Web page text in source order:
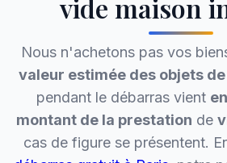
vide maison
Nous n'achetons pas vos
valeur estimée des objets
pendant le débarras vient
montant de la prestation de
cas de figure se présentent.